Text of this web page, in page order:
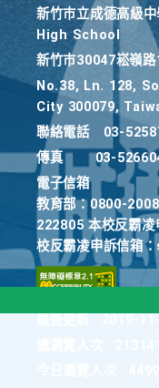
新竹巿立成德高級
High School
新竹巿30047崧嶺
No.38, Ln. 128,
City 300079,
聯絡電話
03-
傳真
03-
電子信箱
教育部：0800-
222805 本校反霸
校反霸凌申訴信